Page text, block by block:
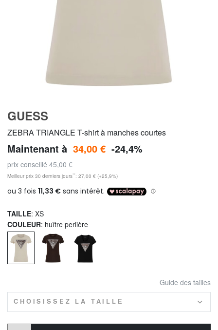
GUESS
ZEBRA TRIANGLE T-shirt à manches courtes
Maintenant à 34,00 € -24,4%
prix conseillé 45,00 €
Meilleur prix 30 derniers jours**: 27,00 € (+25,9%)
TAILLE: XS
COULEUR: huître perlière
Guide des tailles
CHOISISSEZ LA TAILLE